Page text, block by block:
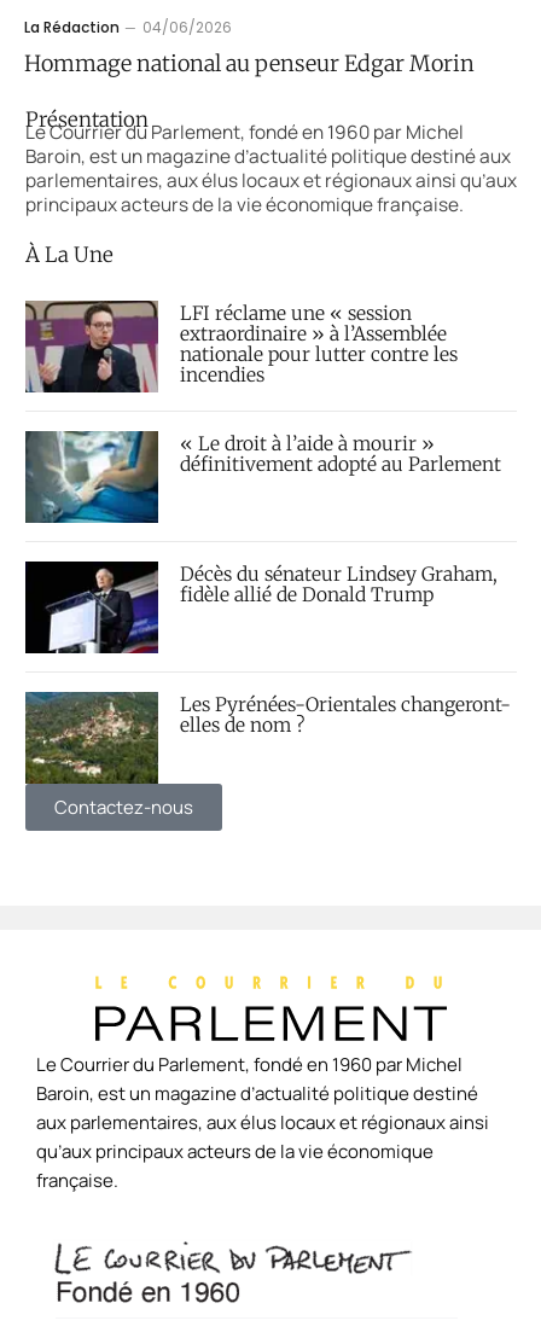
La Rédaction 04/06/2026
Hommage national au penseur Edgar Morin
Présentation
Le Courrier du Parlement, fondé en 1960 par Michel
Baroin, est un magazine d’actualité politique destiné aux
parlementaires, aux élus locaux et régionaux ainsi qu’aux
principaux acteurs de la vie économique française.
À La Une
LFI réclame une « session
extraordinaire » à l’Assemblée
nationale pour lutter contre les
incendies
« Le droit à l’aide à mourir »
définitivement adopté au Parlement
Décès du sénateur Lindsey Graham,
fidèle allié de Donald Trump
Les Pyrénées-Orientales changeront-
elles de nom ?
Contactez-nous
Le Courrier du Parlement, fondé en 1960 par Michel
Baroin, est un magazine d’actualité politique destiné
aux parlementaires, aux élus locaux et régionaux ainsi
qu’aux principaux acteurs de la vie économique
française.